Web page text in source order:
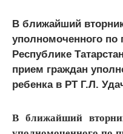
В ближайший
уполномоченного по
Республике
прием граждан
ребенка в РТ Г.Л.
В ближайший